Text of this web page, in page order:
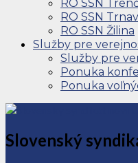
RO SSN
RO SSN
RO SSN Žilina
Služby pre
Služby pre
Ponuka
Ponuka
Slovenský